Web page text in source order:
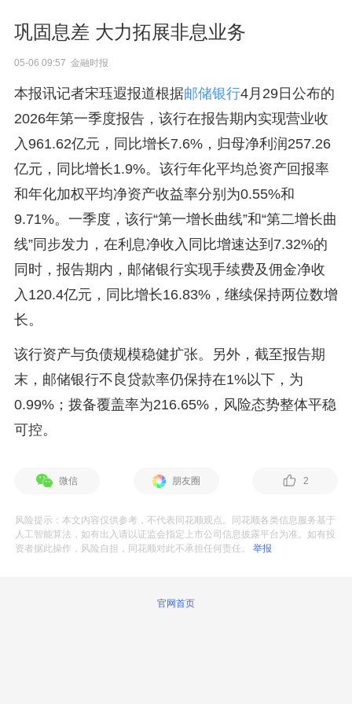
巩固息差 大力拓展非息业务
05-06 09:57 金融时报
本报讯记者宋珏遐报道根据邮储银行4月29日公布的
2026年第一季度报告，该行在报告期内实现营业收
入961.62亿元，同比增长7.6%，归母净利润257.26
亿元，同比增长1.9%。该行年化平均总资产回报率
和年化加权平均净资产收益率分别为0.55%和
9.71%。一季度，该行“第一增长曲线”和“第二增长曲
线”同步发力，在利息净收入同比增速达到7.32%的
同时，报告期内，邮储银行实现手续费及佣金净收
入120.4亿元，同比增长16.83%，继续保持两位数增
长。
该行资产与负债规模稳健扩张。另外，截至报告期
末，邮储银行不良贷款率仍保持在1%以下，为
0.99%；拨备覆盖率为216.65%，风险态势整体平稳
可控。
微信 朋友圈 2
风险提示：本文内容仅供参考，不代表同花顺观点。同花顺各类信息服务基于
人工智能算法，如有出入请以证监会指定上市公司信息披露平台为准。如有投
资者据此操作，风险自担，同花顺对此不承担任何责任。举报
官网首页